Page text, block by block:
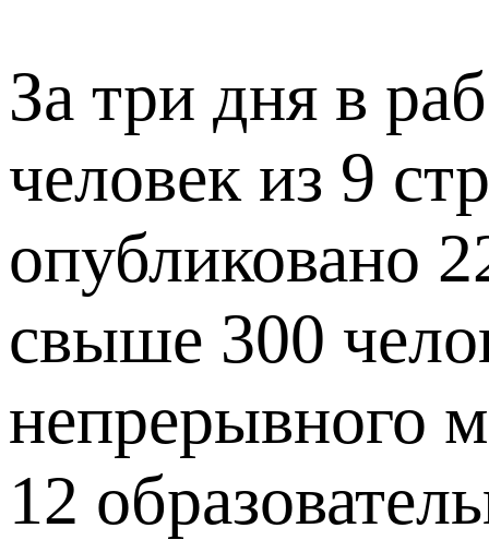
За три дня в
человек из 9
опубликовано
свыше 300
непрерывного
12